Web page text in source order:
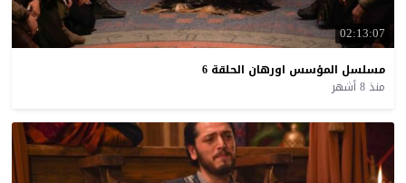
02:13:07
مسلسل المؤسس اورهان الحلقة 6
منذ 8 أشهر